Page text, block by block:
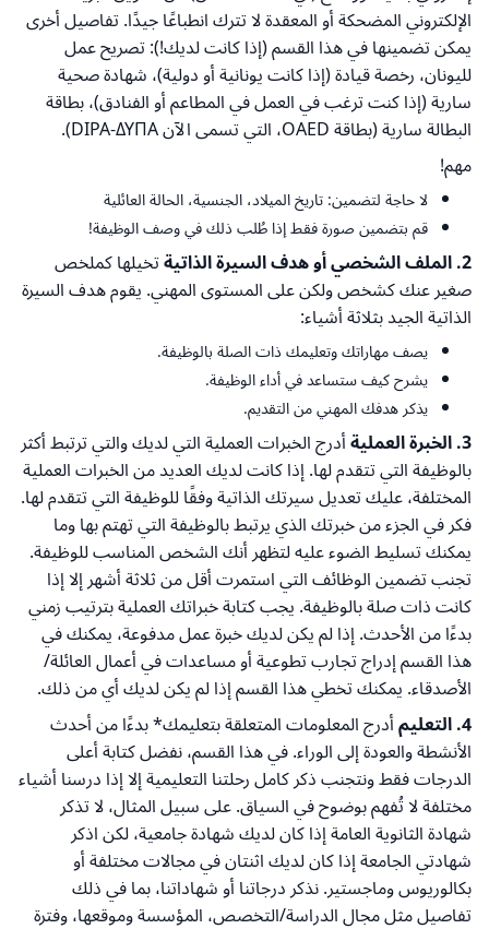
الإلكتروني المضحكة أو المعقدة لا تترك انطباعًا جيدًا. تفاصيل أخرى
يمكن تضمينها في هذا القسم (إذا كانت لديك!): تصريح عمل
لليونان، رخصة قيادة (إذا كانت يونانية أو دولية)، شهادة صحية
سارية (إذا كنت ترغب في العمل في المطاعم أو الفنادق)، بطاقة
البطالة سارية (بطاقة OAED، التي تسمى الآن DIPA-ΔΥΠΑ).
مهم!
لا حاجة لتضمين: تاريخ الميلاد، الجنسية، الحالة العائلية
قم بتضمين صورة فقط إذا طُلب ذلك في وصف الوظيفة!
2. الملف الشخصي أو هدف السيرة الذاتية تخيلها كملخص
صغير عنك كشخص ولكن على المستوى المهني. يقوم هدف السيرة
الذاتية الجيد بثلاثة أشياء:
يصف مهاراتك وتعليمك ذات الصلة بالوظيفة.
يشرح كيف ستساعد في أداء الوظيفة.
يذكر هدفك المهني من التقديم.
3. الخبرة العملية أدرج الخبرات العملية التي لديك والتي ترتبط أكثر
بالوظيفة التي تتقدم لها. إذا كانت لديك العديد من الخبرات العملية
المختلفة، عليك تعديل سيرتك الذاتية وفقًا للوظيفة التي تتقدم لها.
فكر في الجزء من خبرتك الذي يرتبط بالوظيفة التي تهتم بها وما
يمكنك تسليط الضوء عليه لتظهر أنك الشخص المناسب للوظيفة.
تجنب تضمين الوظائف التي استمرت أقل من ثلاثة أشهر إلا إذا
كانت ذات صلة بالوظيفة. يجب كتابة خبراتك العملية بترتيب زمني
بدءًا من الأحدث. إذا لم يكن لديك خبرة عمل مدفوعة، يمكنك في
هذا القسم إدراج تجارب تطوعية أو مساعدات في أعمال العائلة/
الأصدقاء. يمكنك تخطي هذا القسم إذا لم يكن لديك أي من ذلك.
4. التعليم
أدرج المعلومات المتعلقة بتعليمك* بدءًا من أحدث
الأنشطة والعودة إلى الوراء. في هذا القسم، نفضل كتابة أعلى
الدرجات فقط ونتجنب ذكر كامل رحلتنا التعليمية إلا إذا درسنا أشياء
مختلفة لا تُفهم بوضوح في السياق. على سبيل المثال، لا تذكر
شهادة الثانوية العامة إذا كان لديك شهادة جامعية، لكن اذكر
شهادتي الجامعة إذا كان لديك اثنتان في مجالات مختلفة أو
بكالوريوس وماجستير. نذكر درجاتنا أو شهاداتنا، بما في ذلك
تفاصيل مثل مجال الدراسة/التخصص، المؤسسة وموقعها، وفترة